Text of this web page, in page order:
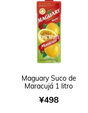
Maguary Suco de
Maracujá 1 litro
¥498